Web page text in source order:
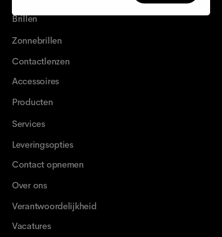
Brillen
Zonnebrillen
Contactlenzen
Accessoires
Producten
Services
Leveringsopties
Contact opnemen
Over ons
Verantwoordelijkheid
Vacatures